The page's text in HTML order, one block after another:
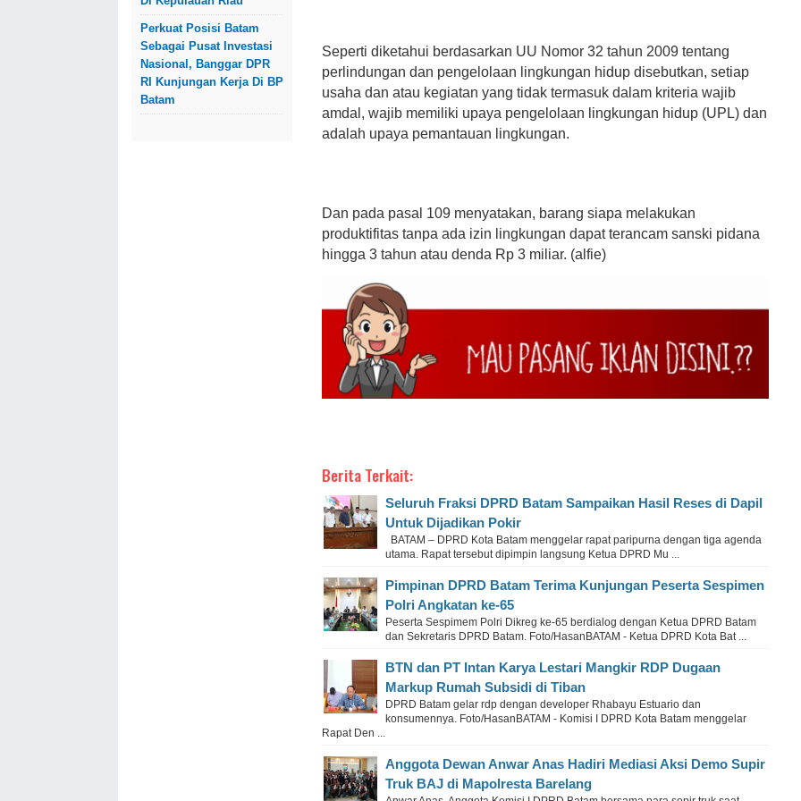
Perkuat Posisi Batam
Sebagai Pusat Investasi
Nasional, Banggar DPR
RI Kunjungan Kerja Di BP
Batam
Seperti diketahui berdasarkan UU Nomor 32 tahun 2009 tentang
perlindungan dan pengelolaan lingkungan hidup disebutkan, setiap
usaha dan atau kegiatan yang tidak termasuk dalam kriteria wajib
amdal, wajib memiliki upaya pengelolaan lingkungan hidup (UPL) dan
adalah upaya pemantauan lingkungan.
Dan pada pasal 109 menyatakan, barang siapa melakukan
produktifitas tanpa ada izin lingkungan dapat terancam sanski pidana
hingga 3 tahun atau denda Rp 3 miliar. (alfie)
Berita Terkait:
Seluruh Fraksi DPRD Batam Sampaikan Hasil Reses di Dapil
Untuk Dijadikan Pokir
BATAM – DPRD Kota Batam menggelar rapat paripurna dengan tiga agenda
utama. Rapat tersebut dipimpin langsung Ketua DPRD Mu ...
Pimpinan DPRD Batam Terima Kunjungan Peserta Sespimen
Polri Angkatan ke-65
Peserta Sespimem Polri Dikreg ke-65 berdialog dengan Ketua DPRD Batam
dan Sekretaris DPRD Batam. Foto/HasanBATAM - Ketua DPRD Kota Bat ...
BTN dan PT Intan Karya Lestari Mangkir RDP Dugaan
Markup Rumah Subsidi di Tiban
DPRD Batam gelar rdp dengan developer Rhabayu Estuario dan
konsumennya. Foto/HasanBATAM - Komisi I DPRD Kota Batam menggelar
Rapat Den ...
Anggota Dewan Anwar Anas Hadiri Mediasi Aksi Demo Supir
Truk BAJ di Mapolresta Barelang